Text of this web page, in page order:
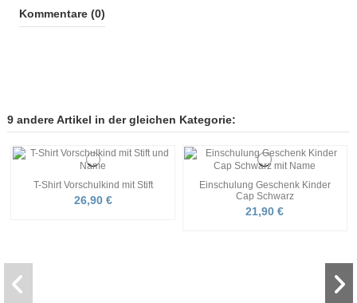
Kommentare (0)
9 andere Artikel in der gleichen Kategorie:
T-Shirt Vorschulkind mit Stift
26,90 €
Einschulung Geschenk Kinder
Cap Schwarz
21,90 €